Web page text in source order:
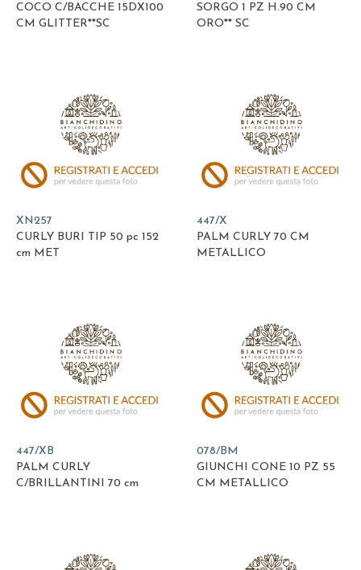
COCO C/BACCHE 15DX100
CM GLITTER**SC
SORGO 1 PZ H.90 CM
ORO** SC
XN257
CURLY BURI TIP 50 pc 152
cm MET
447/X
PALM CURLY 70 CM
METALLICO
447/XB
PALM CURLY
C/BRILLANTINI 70 cm
078/BM
GIUNCHI CONE 10 PZ 55
CM METALLICO